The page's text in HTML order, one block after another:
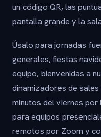
un código QR, las
pantalla grande y la
Úsalo para jornadas
generales, fiestas
equipo, bienvenidas a
dinamizadores de
minutos del viernes por
para equipos
remotos por Zoom y